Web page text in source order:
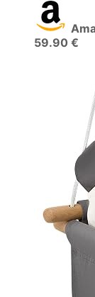
59.90 €